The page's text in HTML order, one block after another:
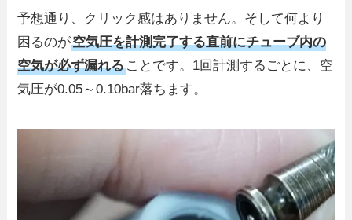
予想通り、クリック感はありません。そして何より
困るのが空気圧を計測完了する直前にチューブ内の
空気が必ず漏れることです。1回計測するごとに、空
気圧が0.05～0.10bar落ちます。